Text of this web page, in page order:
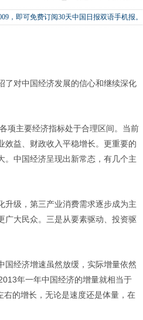
，即可免费订阅30天中国日报双语手机报。
对中国经济发展的信心和继续深化
主要经济指标处于合理区间。当前
效益、财政收入平稳增长。更重要的
。中国经济呈现出新常态，有几个主
级，第三产业消费需求逐步成为主
广大民众。三是从要素驱动、投资驱
经济增速虽然放缓，实际增量依然
年一年中国经济的增量就相当于
的增长，无论是速度还是体量，在